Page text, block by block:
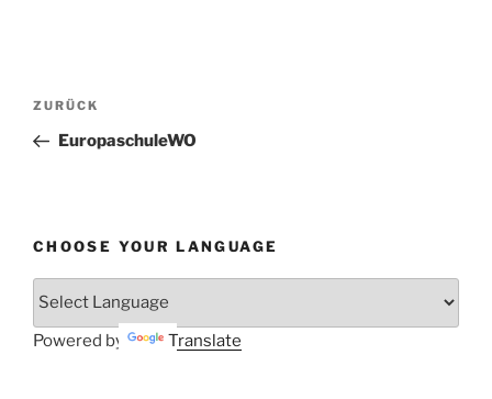
Beitragsnavigation
Vorheriger
Beitrag
ZURÜCK
EuropaschuleWO
CHOOSE YOUR LANGUAGE
Powered by Translate